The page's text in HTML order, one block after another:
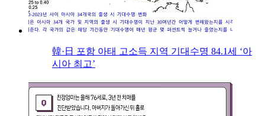
韓·日 포함 아태 고소득 지역 기대수명 84.1세 ‘아
시아 최고’